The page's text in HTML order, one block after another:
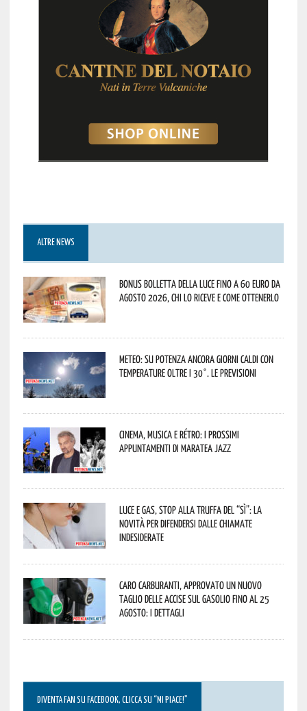
ALTRE NEWS
Bonus bolletta della luce fino a 60 euro da
agosto 2026, chi lo riceve e come ottenerlo
Meteo: su Potenza ancora giorni caldi con
temperature oltre i 30°. Le previsioni
Cinema, musica e rétro: i prossimi
appuntamenti di Maratea Jazz
Luce e gas, stop alla truffa del “Sì”: la
novità per difendersi dalle chiamate
indesiderate
Caro carburanti, approvato un nuovo
taglio delle accise sul gasolio fino al 25
agosto: i dettagli
DIVENTA FAN SU FACEBOOK, CLICCA SU “MI PIACE!”